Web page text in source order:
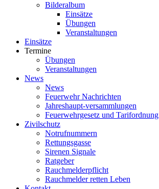
Bilderalbum
Einsätze
Übungen
Veranstaltungen
Einsätze
Termine
Übungen
Veranstaltungen
News
News
Feuerwehr Nachrichten
Jahreshaupt-versammlungen
Feuerwehrgesetz und Tarifordnung
Zivilschutz
Notrufnummern
Rettungsgasse
Sirenen Signale
Ratgeber
Rauchmelderpflicht
Rauchmelder retten Leben